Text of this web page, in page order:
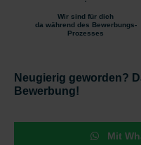
Wir sind für dich
da während des Bewerbungs-
Prozesses
Neugierig geworden?
Bewerbung!
Mit